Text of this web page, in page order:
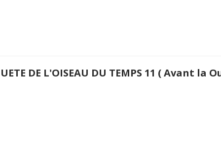
DE L'OISEAU DU TEMPS 11 ( Avant la